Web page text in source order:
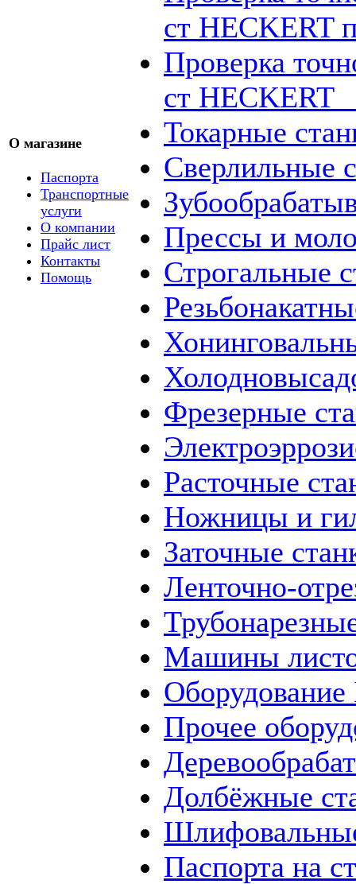
О магазине
Паспорта
Транспортные
услуги
О компании
Прайс лист
Контакты
Помощь
ст HECKERT
Проверка
ст HECKERT
Токарные
Сверлильные
Прессы и
Строгальные
Фрезерные
Расточные
Ножницы и
Заточные
Ленточно-
Машины
Прочее
Долбёжные
Паспорта на